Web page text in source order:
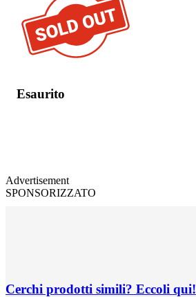
Esaurito
Advertisement
SPONSORIZZATO
Cerchi prodotti simili? Eccoli qui!